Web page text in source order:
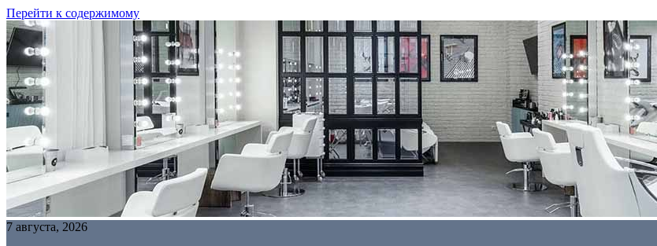
Перейти к содержимому
7 августа, 2026